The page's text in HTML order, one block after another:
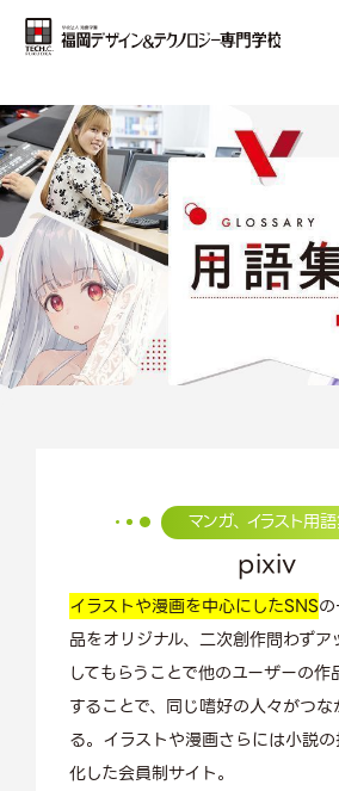
マンガ、イラスト用
pixiv
イラストや漫画を中心にしたSNS
品をオリジナル、二次創作問わず
してもらうことで他のユーザーの作
することで、同じ嗜好の人々がつ
る。イラストや漫画さらには小説
化した会員制サイト。